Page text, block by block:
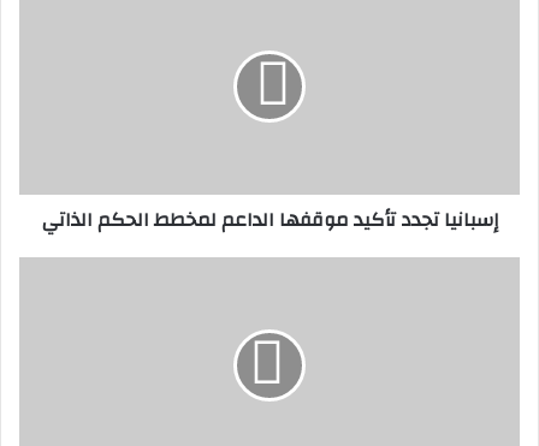
إسبانيا تجدد تأكيد موقفها الداعم لمخطط الحكم الذاتي